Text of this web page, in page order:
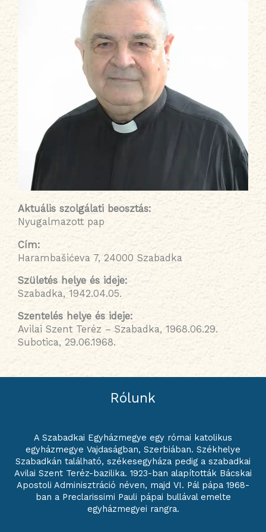
Aktuális szolgálati beosztás:
Nyugalmazott pap
Cím:
Harambašićeva 7, 24000 Szabadka
Születés helye és ideje:
Szabadka, 1942.04.05.
Szentelés helye és ideje:
Avilai Szent Teréz – Szabadka, 1968.06.29.
Subotica, 29.06.1968.
Rólunk
A Szabadkai Egyházmegye egy római katolikus
egyházmegye Vajdaságban, Szerbiában. Székhelye
Szabadkán található, székesegyháza pedig a szabadkai
Avilai Szent Teréz-bazilika. 1923-ban alapították Bácskai
Apostoli Adminisztráció néven, majd VI. Pál pápa 1968-
ban a Preclarissimi Pauli pápai bullával emelte
egyházmegyei rangra.